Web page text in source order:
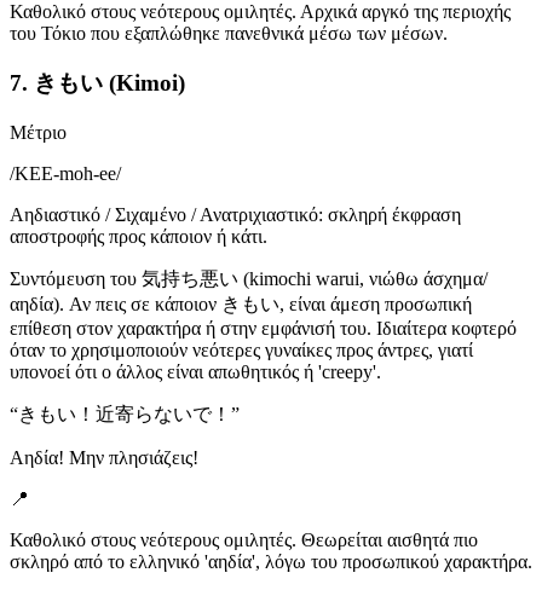
Καθολικό στους νεότερους ομιλητές. Αρχικά αργκό της περιοχής
του Τόκιο που εξαπλώθηκε πανεθνικά μέσω των μέσων.
7. きもい (Kimoi)
Μέτριο
/KEE-moh-ee/
Αηδιαστικό / Σιχαμένο / Ανατριχιαστικό: σκληρή έκφραση
αποστροφής προς κάποιον ή κάτι.
Συντόμευση του 気持ち悪い (kimochi warui, νιώθω άσχημα/
αηδία). Αν πεις σε κάποιον きもい, είναι άμεση προσωπική
επίθεση στον χαρακτήρα ή στην εμφάνισή του. Ιδιαίτερα κοφτερό
όταν το χρησιμοποιούν νεότερες γυναίκες προς άντρες, γιατί
υπονοεί ότι ο άλλος είναι απωθητικός ή 'creepy'.
“きもい！近寄らないで！ ”
Αηδία! Μην πλησιάζεις!
📍
Καθολικό στους νεότερους ομιλητές. Θεωρείται αισθητά πιο
σκληρό από το ελληνικό 'αηδία', λόγω του προσωπικού χαρακτήρα.